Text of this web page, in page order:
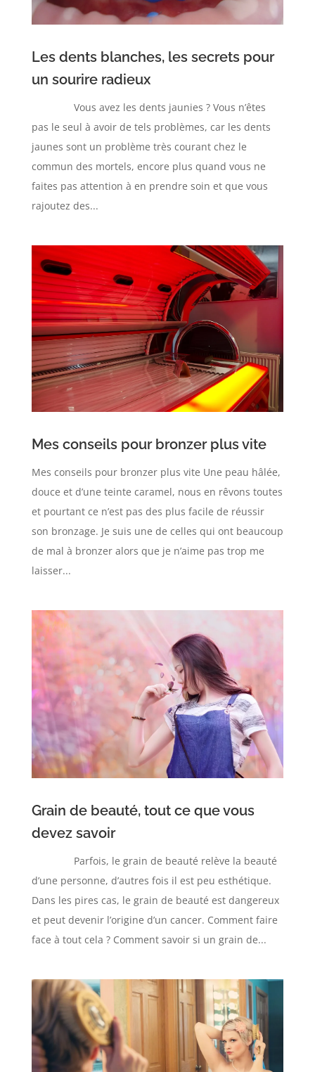
Les dents blanches, les secrets pour
un sourire radieux
Vous avez les dents jaunies ? Vous n’êtes
pas le seul à avoir de tels problèmes, car les dents
jaunes sont un problème très courant chez le
commun des mortels, encore plus quand vous ne
faites pas attention à en prendre soin et que vous
rajoutez des...
Mes conseils pour bronzer plus vite
Mes conseils pour bronzer plus vite Une peau hâlée,
douce et d’une teinte caramel, nous en rêvons toutes
et pourtant ce n’est pas des plus facile de réussir
son bronzage. Je suis une de celles qui ont beaucoup
de mal à bronzer alors que je n’aime pas trop me
laisser...
Grain de beauté, tout ce que vous
devez savoir
Parfois, le grain de beauté relève la beauté
d’une personne, d’autres fois il est peu esthétique.
Dans les pires cas, le grain de beauté est dangereux
et peut devenir l’origine d’un cancer. Comment faire
face à tout cela ? Comment savoir si un grain de...